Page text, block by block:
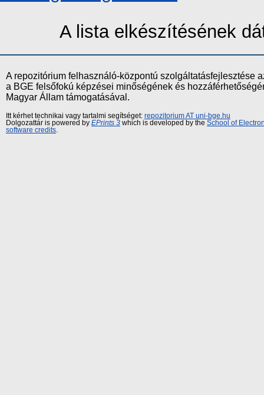
A lista elkészítésének
A repozitórium felhasználó-központú szolgáltatásfejlesztése
a BGE felsőfokú képzései minőségének és
Magyar Állam támogatásával.
Itt kérhet technikai vagy tartalmi segítséget: repozitorium AT uni-bge.hu
Dolgozattár is powered by EPrints 3 which is developed by the School of
software credits